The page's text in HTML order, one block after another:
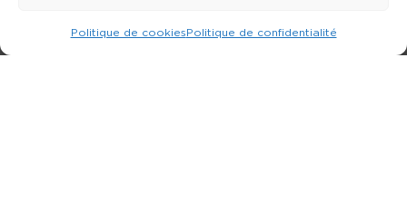
Politique de cookiesPolitique de confidentialité